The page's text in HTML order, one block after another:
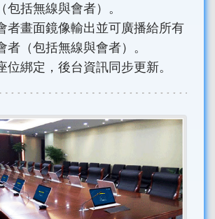
包括無線與會者）。
者畫面鏡像輸出並可廣播給所有
者（包括無線與會者）。
位綁定，後台資訊同步更新。